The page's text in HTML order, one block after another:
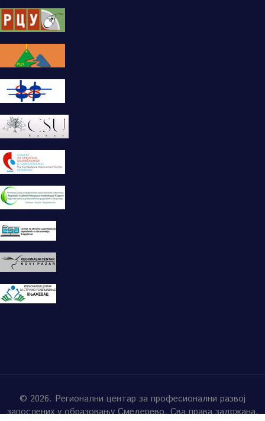
© 2026. Регионални центар за професионални развој
запослених у образовању Смедерево. Сва права задржана.